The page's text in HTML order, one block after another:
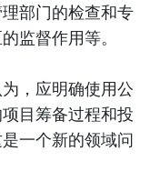
部门的检查和专
监督作用等。
，应明确使用公
目筹备过程和投
一个新的领域问